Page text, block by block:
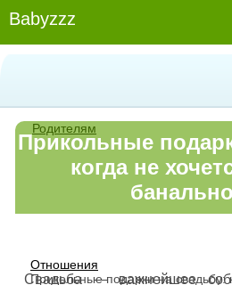
Babyzzz
Родителям
Отношения
Прикольные подарки на свадьбу:
Прикольные
когда не
Свадьба — важнейшее